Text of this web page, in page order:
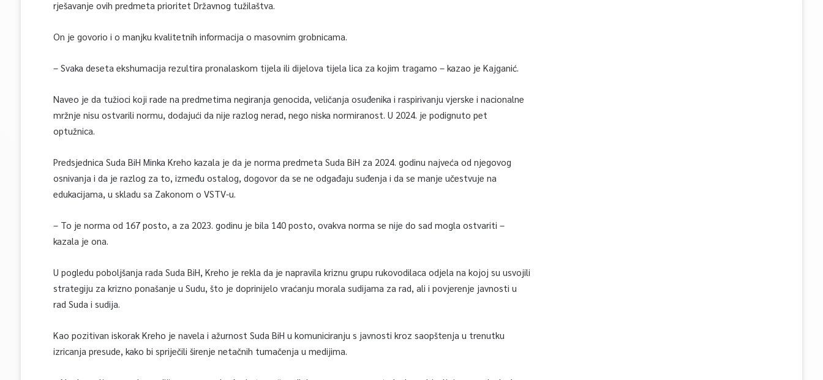
rješavanje ovih predmeta prioritet Državnog tužilaštva.
On je govorio i o manjku kvalitetnih informacija o masovnim grobnicama.
– Svaka deseta ekshumacija rezultira pronalaskom tijela ili dijelova tijela lica za kojim tragamo – kazao je Kajganić.
Naveo je da tužioci koji rade na predmetima negiranja genocida, veličanja osuđenika i raspirivanju vjerske i nacionalne
mržnje nisu ostvarili normu, dodajući da nije razlog nerad, nego niska normiranost. U 2024. je podignuto pet
optužnica.
Predsjednica Suda BiH Minka Kreho kazala je da je norma predmeta Suda BiH za 2024. godinu najveća od njegovog
osnivanja i da je razlog za to, između ostalog, dogovor da se ne odgađaju suđenja i da se manje učestvuje na
edukacijama, u skladu sa Zakonom o VSTV-u.
– To je norma od 167 posto, a za 2023. godinu je bila 140 posto, ovakva norma se nije do sad mogla ostvariti –
kazala je ona.
U pogledu poboljšanja rada Suda BiH, Kreho je rekla da je napravila kriznu grupu rukovodilaca odjela na kojoj su usvojili
strategiju za krizno ponašanje u Sudu, što je doprinijelo vraćanju morala sudijama za rad, ali i povjerenje javnosti u
rad Suda i sudija.
Kao pozitivan iskorak Kreho je navela i ažurnost Suda BiH u komuniciranju s javnosti kroz saopštenja u trenutku
izricanja presude, kako bi spriječili širenje netačnih tumačenja u medijima.